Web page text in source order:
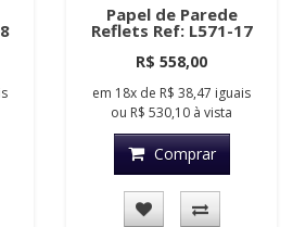
Papel de Parede
Reflets Ref: L571-17
R$ 558,00
em 18x de R$ 38,47 iguais
ou R$ 530,10 à vista
Comprar